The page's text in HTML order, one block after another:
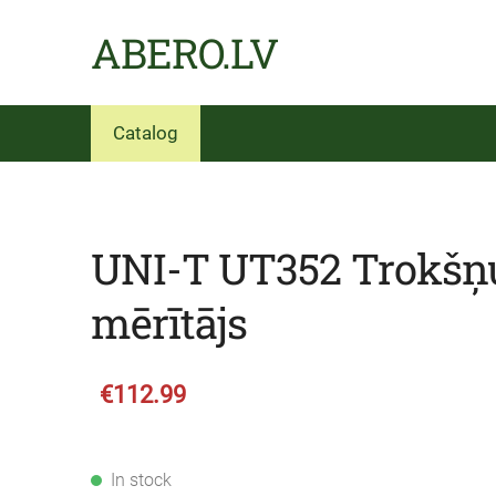
ABERO.LV
Catalog
UNI-T UT352
mērītājs
€112.99
In stock